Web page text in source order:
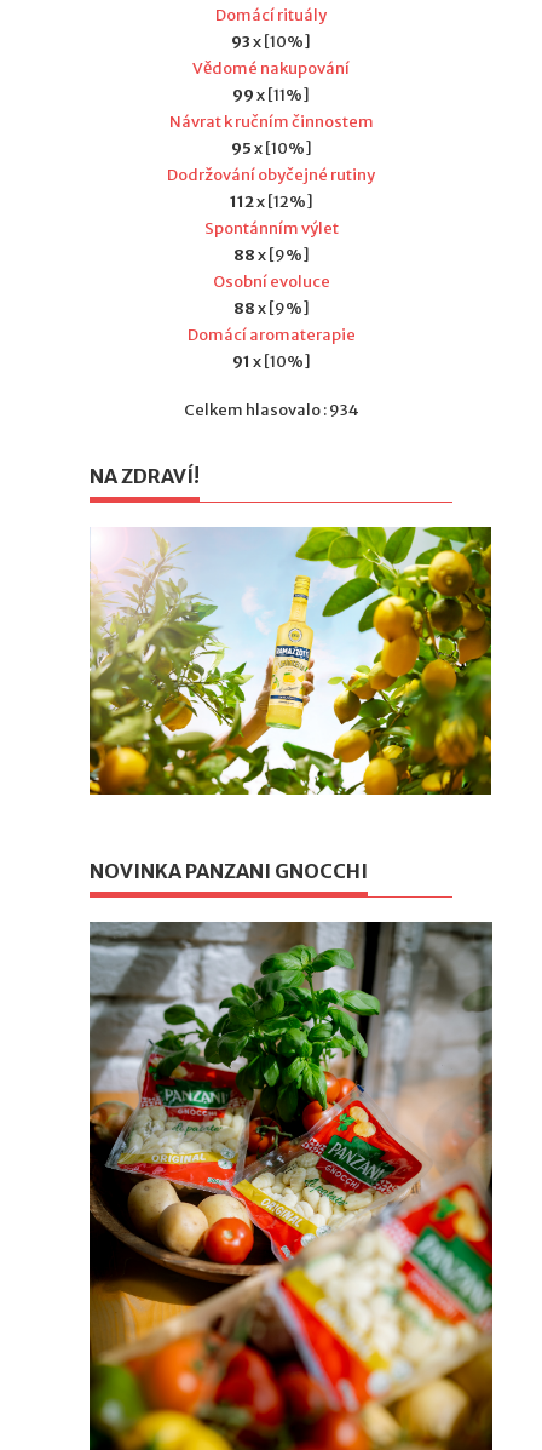
Domácí rituály
93x [10%]
Vědomé nakupování
99x [11%]
Návrat k ručním činnostem
95x [10%]
Dodržování obyčejné rutiny
112x [12%]
Spontánním výlet
88x [9%]
Osobní evoluce
88x [9%]
Domácí aromaterapie
91 x [10%]
Celkem hlasovalo : 934
NA ZDRAVÍ!
NOVINKA PANZANI GNOCCHI